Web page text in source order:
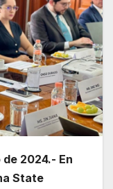
2024.- En
State